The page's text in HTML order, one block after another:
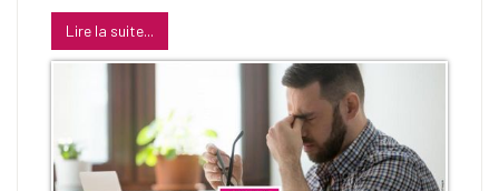
Lire la suite...